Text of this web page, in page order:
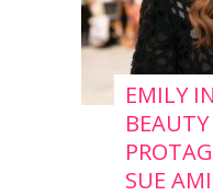
EMILY
SUE